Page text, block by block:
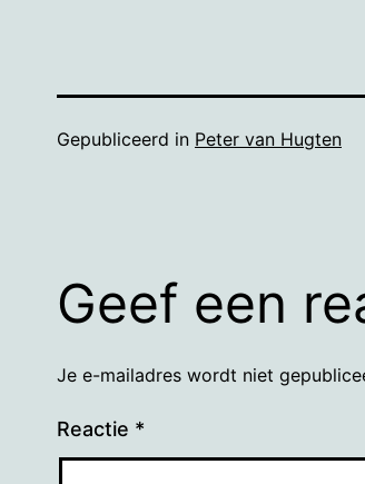
Gepubliceerd in Peter van Hugten
Geef een
Je e-mailadres wordt niet
Reactie *